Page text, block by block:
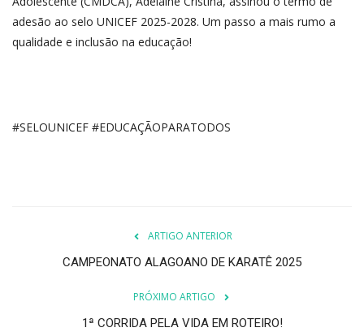
adesão ao selo UNICEF 2025-2028. Um passo a mais rumo a
qualidade e inclusão na educação!
#SELOUNICEF #EDUCAÇÃOPARATODOS
ARTIGO ANTERIOR
CAMPEONATO ALAGOANO DE KARATÊ 2025
PRÓXIMO ARTIGO
1ª CORRIDA PELA VIDA EM ROTEIRO!